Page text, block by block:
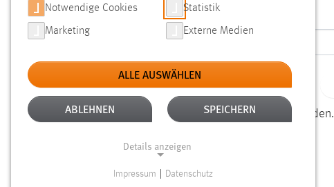
Aktive Filter: TYP: DATEIEN ALTER: ÜBER EIN JAHR
Gesucht nach "bibliothek". Es wurden 406 Ergebnisse gefunden.
Notwendige Cookies Statistik
Marketing Externe Medien
ALLE AUSWÄHLEN
ABLEHNEN SPEICHERN
Details anzeigen
Impressum Datenschutz